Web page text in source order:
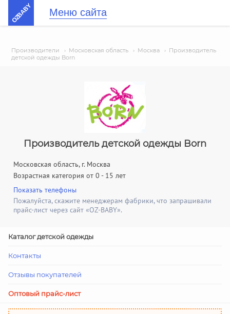
OZBABY Меню сайта
Производители › Московская область › Москва › Производитель
детской одежды Born
Производитель детской одежды Born
Московская область, г. Москва
Возрастная категория от 0 - 15 лет
Показать телефоны
Пожалуйста, скажите менеджерам фабрики, что запрашивали
прайс-лист через сайт «OZ-BABY».
Каталог детской одежды
Контакты
Отзывы покупателей
Оптовый прайс-лист